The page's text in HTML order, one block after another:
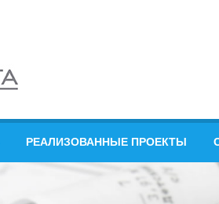
РЕАЛИЗОВАННЫЕ ПРОЕКТЫ